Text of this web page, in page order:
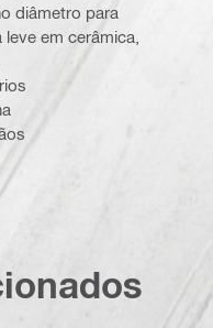
diâmetro para
em cerâmica,